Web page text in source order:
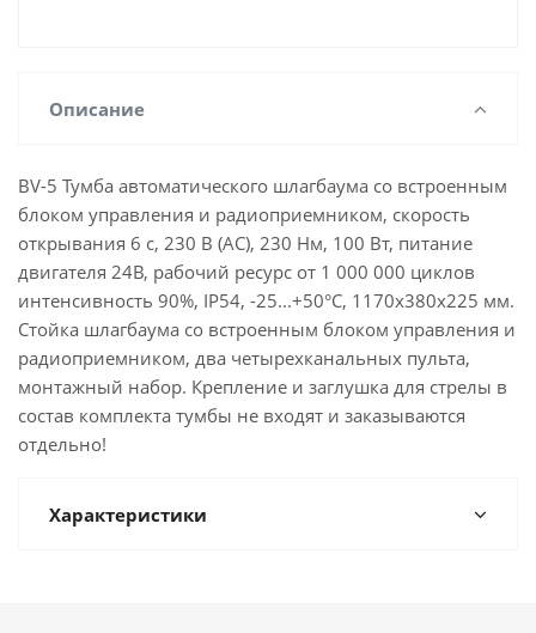
Описание
BV-5 Тумба автоматического шлагбаума со встроенным
блоком управления и радиоприемником, скорость
открывания 6 с, 230 В (AC), 230 Нм, 100 Вт, питание
двигателя 24В, рабочий ресурс от 1 000 000 циклов
интенсивность 90%, IP54, -25...+50°C, 1170х380х225 мм.
Стойка шлагбаума со встроенным блоком управления и
радиоприемником, два четырехканальных пульта,
монтажный набор. Крепление и заглушка для стрелы в
состав комплекта тумбы не входят и заказываются
отдельно!
Характеристики